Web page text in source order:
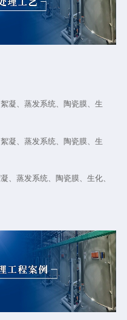
凝、蒸发系统、陶瓷膜、生
凝、蒸发系统、陶瓷膜、生
、蒸发系统、陶瓷膜、生化、